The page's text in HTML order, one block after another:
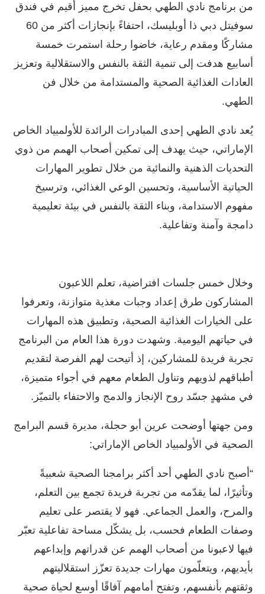
من برنامج نادي الطهي بحفل تخرج مميز أُقيم في فندق
سوفيتل دبي ذا أوبليسك، احتفاءً بإنجازات أكثر من 60
مشاركًا ومقدم رعاية، خاضوا رحلة استمرت خمسة
أسابيع هدفت إلى تنمية الثقة بالنفس والاستقلالية وتعزيز
العادات الغذائية الصحية والمستدامة من خلال فن
الطهي.
يُعد نادي الطهي إحدى المبادرات الرائدة للأولمبياد الخاص
الإماراتي، حيث يهدف إلى تمكين أصحاب الهمم من ذوي
التحديات الذهنية والنمائية من خلال تطوير المهارات
الحياتية الأساسية، وتحسين الوعي الغذائي، وترسيخ
مفهوم الاستدامة، وبناء الثقة بالنفس في بيئة تعليمية
دامجة وآمنة وتفاعلية.
وخلال خمس جلسات افتراضية، تعلم اللاعبون
المشاركون طرق إعداد وجبات مغذية متوازنة، وتعرفوا
على الخيارات الغذائية الصحية، وتطبيق هذه المهارات
في حياتهم اليومية. وشهدت دورة هذا العام من البرنامج
تجربة فريدة للمشاركين، إذ أتيحت لهم الفرصة لتقديم
أطباقهم لذويهم وتناول الطعام معهم في أجواء متميزة،
في مشهدٍ جسّد روح الإنجاز والدمج والاحتفاء بالتميّز.
ومن جهتها أوضحت عرين أبو حجلة، مديرة قسم البرامج
الصحية في الأولمبياد الخاص الإماراتي:
“أصبح نادي الطهي أحد أكثر برامجنا الصحية شعبيةً
وتأثيرًا، لما يقدّمه من تجربة فريدة تجمع بين التعلم،
والمرح، والعمل الجماعي. فهو لا يقتصر على تعليم
وصفات الطعام فحسب، بل يشكّل مساحة تفاعلية تعبّر
فيها لاعبونا من أصحاب الهمم عن قدراتهم وإبداعهم
بأيديهم، ويتعلّمون مهارات جديدة تعزّز استقلاليتهم
وثقتهم بأنفسهم، وتفتح أمامهم آفاقًا أوسع لحياة صحية